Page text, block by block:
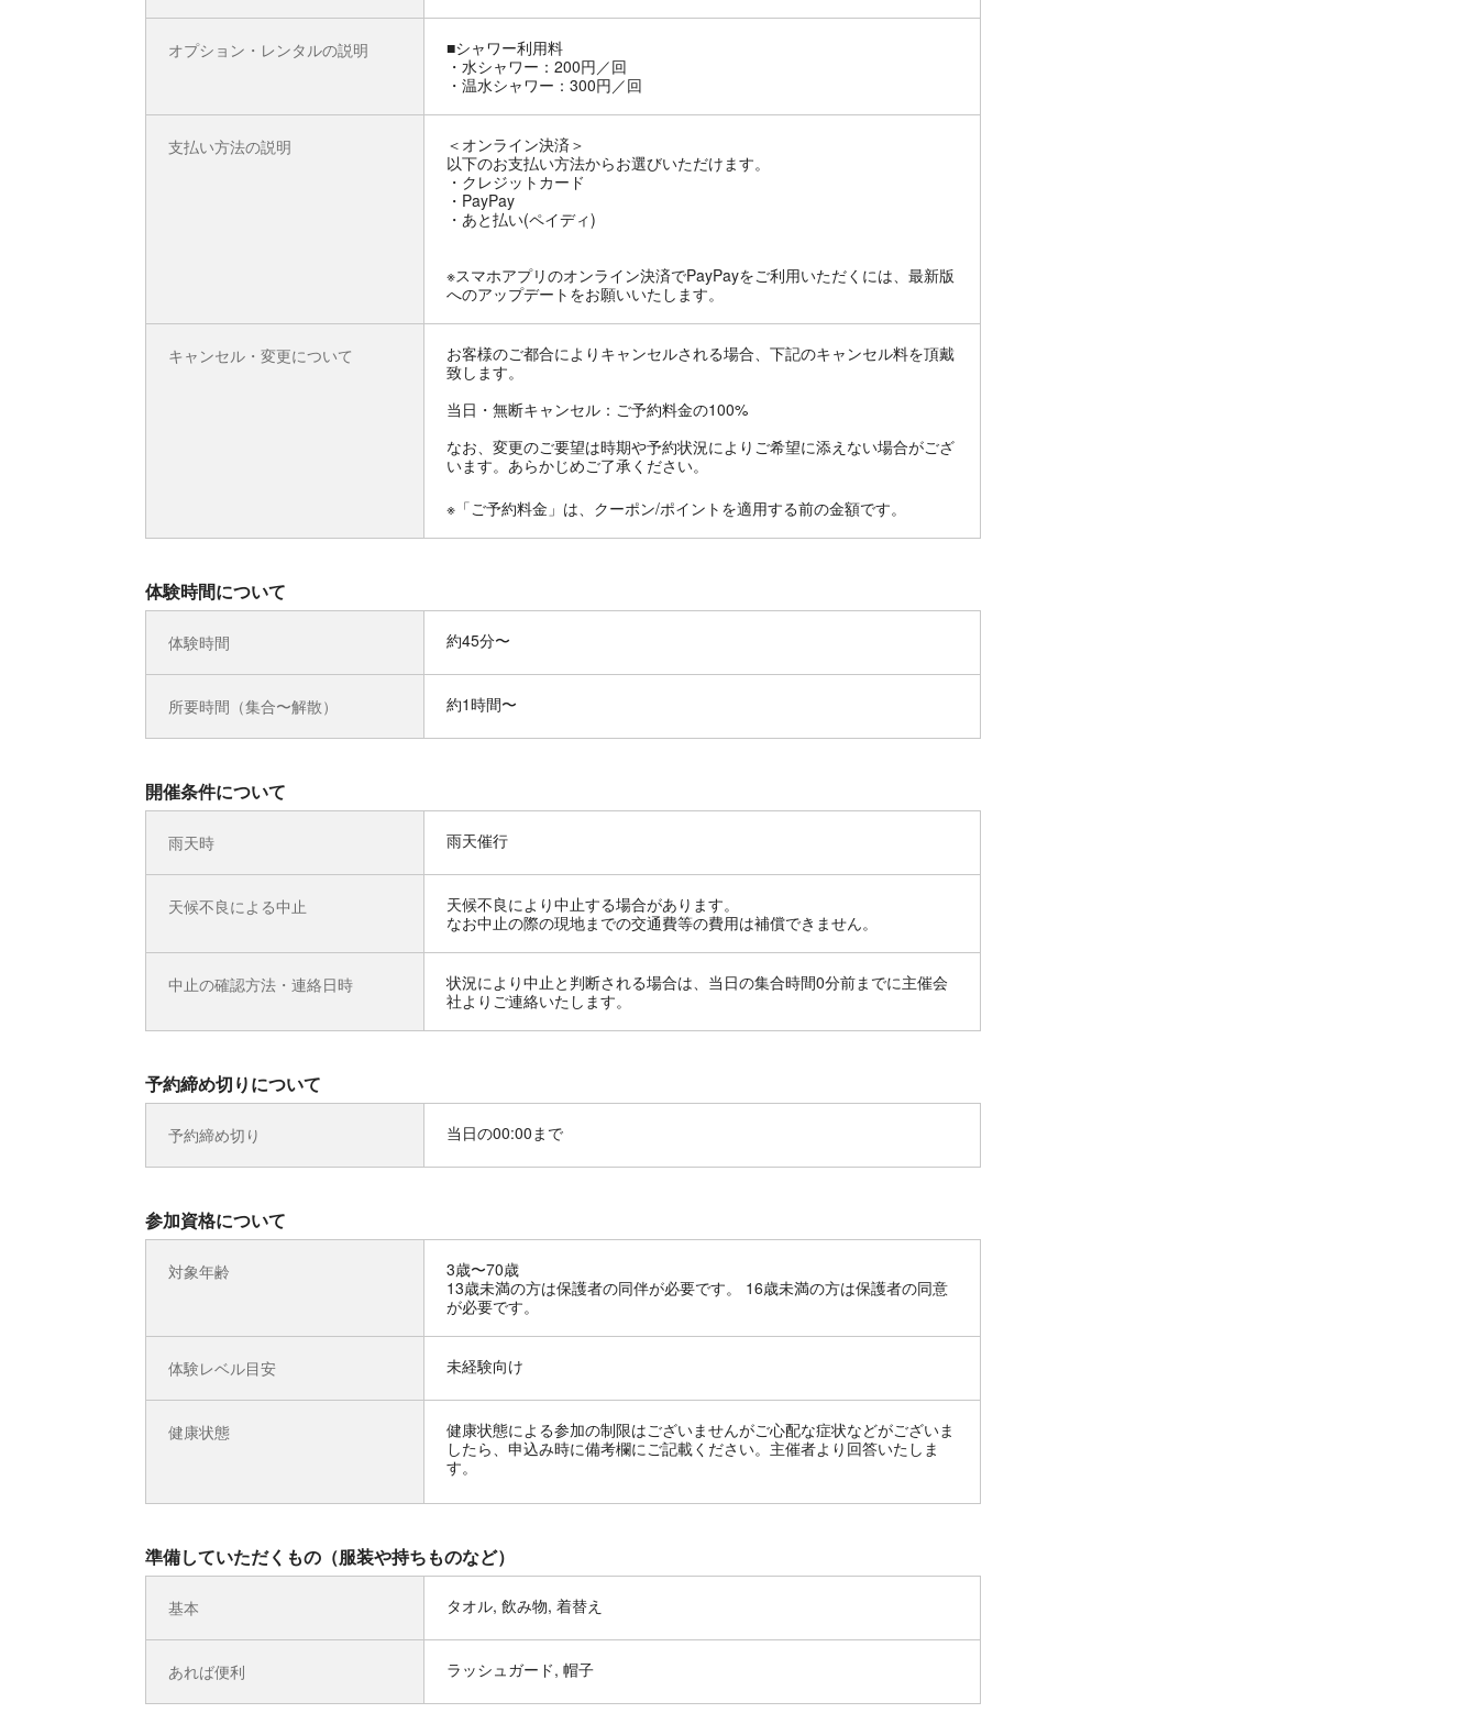
オプション・レンタルの説明
■シャワー利用料
・水シャワー：200円／回
・温水シャワー：300円／回
支払い方法の説明
＜オンライン決済＞
以下のお支払い方法からお選びいただけます。
・クレジットカード
・PayPay
・あと払い(ペイディ)
※スマホアプリのオンライン決済でPayPayをご利用いただくには、最新版
へのアップデートをお願いいたします。
キャンセル・変更について
お客様のご都合によりキャンセルされる場合、下記のキャンセル料を頂戴
致します。
当日・無断キャンセル：ご予約料金の100%
なお、変更のご要望は時期や予約状況によりご希望に添えない場合がござ
います。あらかじめご了承ください。
※「ご予約料金」は、クーポン/ポイントを適用する前の金額です。
体験時間について
体験時間 約45分〜
所要時間（集合〜解散） 約1時間〜
開催条件について
雨天時 雨天催行
天候不良による中止
天候不良により中止する場合があります。
なお中止の際の現地までの交通費等の費用は補償できません。
中止の確認方法・連絡日時
状況により中止と判断される場合は、当日の集合時間0分前までに主催会
社よりご連絡いたします。
予約締め切りについて
予約締め切り 当日の00:00まで
参加資格について
対象年齢
3歳〜70歳
13歳未満の方は保護者の同伴が必要です。 16歳未満の方は保護者の同意
が必要です。
体験レベル目安 未経験向け
健康状態
健康状態による参加の制限はございませんがご心配な症状などがございま
したら、申込み時に備考欄にご記載ください。主催者より回答いたしま
す。
準備していただくもの（服装や持ちものなど）
基本 タオル, 飲み物, 着替え
あれば便利 ラッシュガード, 帽子